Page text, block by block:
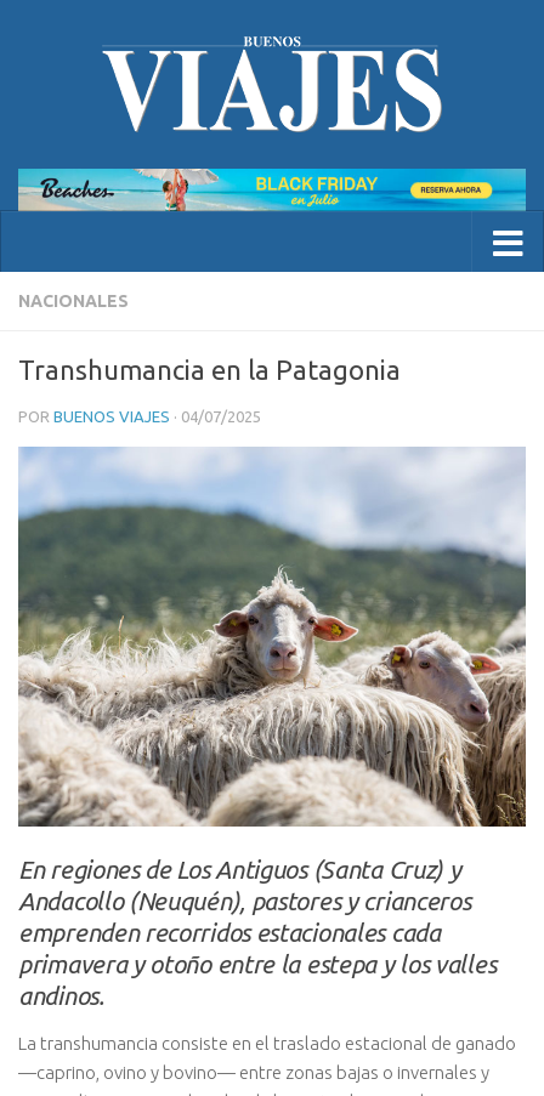
NACIONALES
Transhumancia en la Patagonia
POR BUENOS VIAJES · 04/07/2025
En regiones de Los Antiguos (Santa Cruz) y
Andacollo (Neuquén), pastores y crianceros
emprenden recorridos estacionales cada
primavera y otoño entre la estepa y los valles
andinos.
La transhumancia consiste en el traslado estacional de ganado
—caprino, ovino y bovino— entre zonas bajas o invernales y